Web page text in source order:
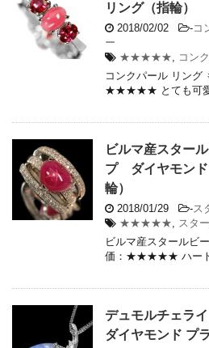
リング（指輪）
2018/02/02 -コ
ー
★★★★★, コン
コンクパール リング
★★★★★ とても可愛
ビルマ産スター
プ ダイヤモンド
輪）
2018/01/29 -ス
★★★★★, スタ
ビルマ産スタールビ
価：★★★★★ ハート
デュモルチェラ
ダイヤモンド プ